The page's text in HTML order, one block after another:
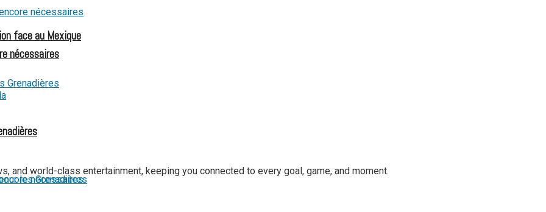
face au Mexique
nécessaires
and world-class entertainment, keeping you connected to every goal, game, and moment.